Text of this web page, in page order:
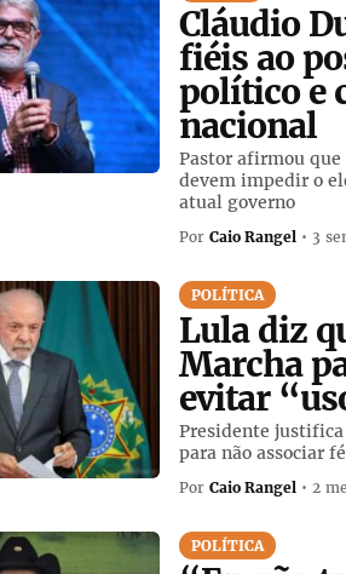
Cláudio
fiéis ao
político e
nacional
Pastor afirmou
devem impedir o
atual governo
PorCaio Rangel • 3
POLÍTICA
Lula diz
Marcha
evitar
Presidente
para não associar
PorCaio Rangel • 2
POLÍTICA